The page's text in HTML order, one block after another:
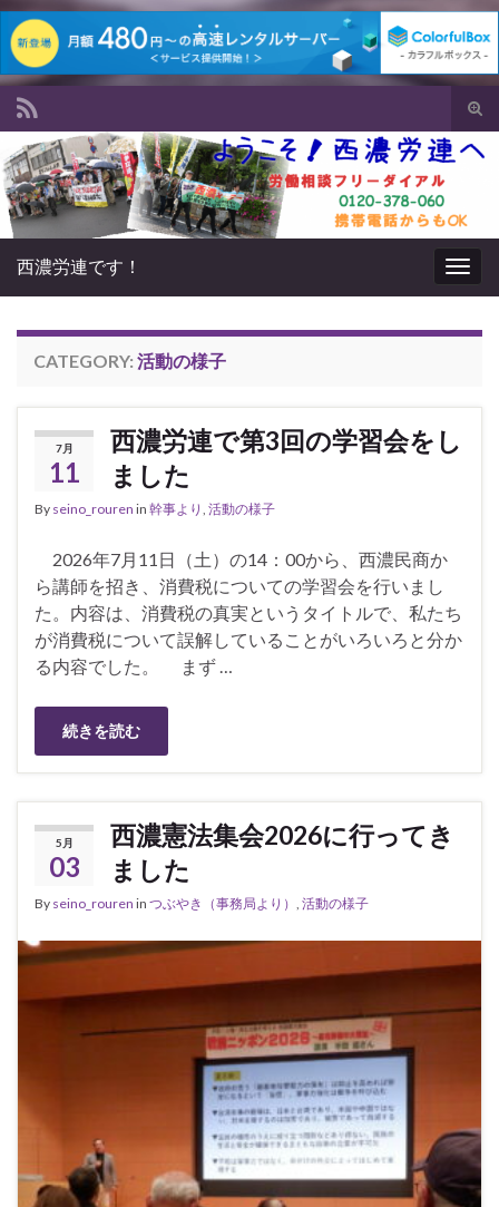
Search for:
西濃労連です！
CATEGORY: 活動の様子
7月
11
西濃労連で第3回の学習会をし
ました
By seino_rouren in 幹事より 活動の様子
2026年7月11日（土）の14：00から、西濃民商か
ら講師を招き、消費税についての学習会を行いまし
た。内容は、消費税の真実というタイトルで、私たち
が消費税について誤解していることがいろいろと分か
る内容でした。 まず …
続きを読む
5月
03
西濃憲法集会2026に行ってき
ました
By seino_rouren in つぶやき（事務局より） 活動の様子